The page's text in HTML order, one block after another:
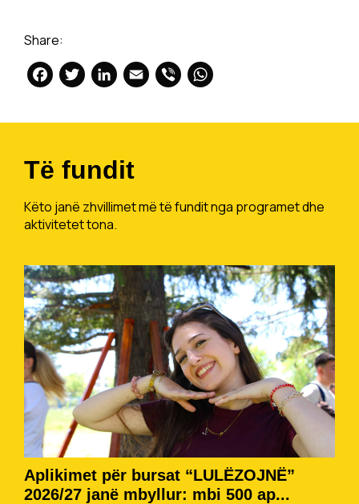
Share:
Facebook
Twitter
LinkedIn
Email
Viber
Të fundit
Këto janë zhvillimet më të fundit nga programet dhe
aktivitetet tona.
Aplikimet për bursat “LULËZOJNË”
2026/27 janë mbyllur: mbi 500 ap...